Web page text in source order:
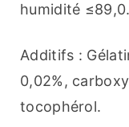
humidité ≤89,0.
Additifs :
0,02%,
tocophérol.